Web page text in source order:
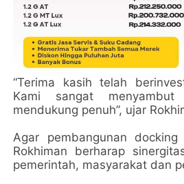
“Terima kasih telah
Kami sangat
mendukung penuh”, ujar
Agar pembangunan
Rokhiman berharap
pemerintah, masyarakat dan